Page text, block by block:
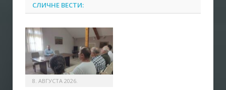
СЛИЧНЕ ВЕСТИ:
8. АВГУСТА 2026.